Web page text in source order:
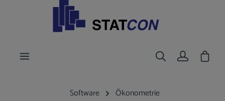
Software Ökonometrie